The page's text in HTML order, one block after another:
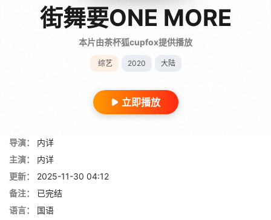
街舞要ONE MORE
本片由茶杯狐cupfox提供播放
综艺 2020 大陆
立即播放
导演：
内详
主演：
内详
更新：
2025-11-30 04:12
备注：
已完结
语言：
国语